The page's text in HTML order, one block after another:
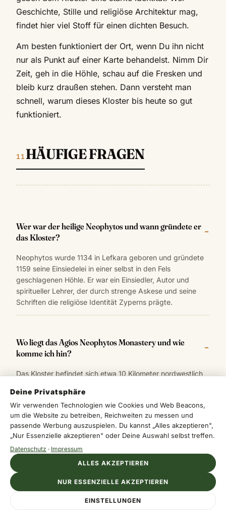
Geschichte, Stille und religiöse Architektur mag,
findet hier viel Stoff für einen dichten Besuch.
Am besten funktioniert der Ort, wenn Du ihn nicht
nur als Punkt auf einer Karte behandelst. Nimm Dir
Zeit, geh in die Höhle, schau auf die Fresken und
bleib kurz draußen stehen. Dann versteht man
schnell, warum dieses Kloster bis heute so gut
funktioniert.
HÄUFIGE FRAGEN
Wer war der heilige Neophytos und wann gründete er
das Kloster?
Neophytos wurde 1134 in Lefkara geboren und gründete
1159 seine Einsiedelei in einer selbst in den Fels
geschlagenen Höhle. Er war ein Einsiedler, Autor und
spiritueller Lehrer, der durch strenge Askese und seine
Schriften die religiöse Identität Zyperns prägte.
Wo liegt das Agios Neophytos Monastery und wie
komme ich hin?
Das Kloster befindet sich etwa 10 Kilometer nordwestlich
erfolgt mit einem Mietwagen ab Paphos.
Was kann ich im Kloster besichtigen?
Das Kloster verbindet Höhlen, byzantinische Fresken,
Ikonen und Mosaiken mit der Hauptkirche im
byzantinischen Stil. Besonders sehenswert sind die
Enkleistra des heiligen Neophytos sowie die historischen
Deine Privatsphäre
Wir verwenden Technologien wie Cookies und Web Beacons,
um die Website zu betreiben, Reichweiten zu messen und
passende Werbung auszuspielen. Du kannst „Alles akzeptieren",
„Nur Essenzielle akzeptieren" oder Deine Auswahl selbst treffen.
Datenschutz · Impressum
EINSTELLUNGEN
NUR ESSENZIELLE AKZEPTIEREN
ALLES AKZEPTIEREN